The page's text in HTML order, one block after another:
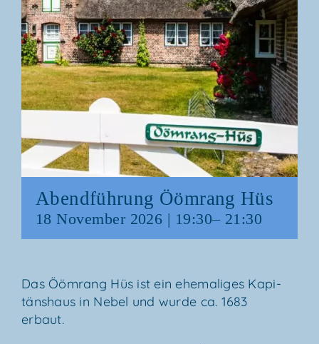
Abend­füh­rung Ööm­rang Hüs
18 Novem­ber 2026 | 19:30– 21:30
Das Ööm­rang Hüs ist ein ehe­ma­li­ges Kapi­
täns­haus in Nebel und wur­de ca. 1683
erbaut.